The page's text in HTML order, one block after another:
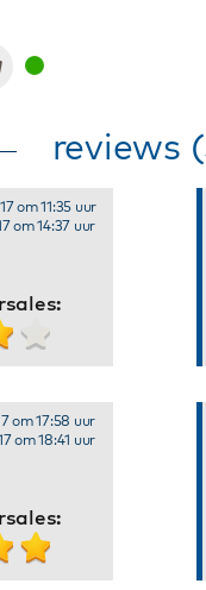
reviews
om 11:35 uur
om 14:37 uur
om 17:58 uur
om 18:41 uur